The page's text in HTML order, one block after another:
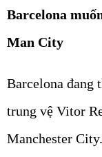
Barcelona
Man City
Barcelona đang
trung vệ Vitor
Manchester